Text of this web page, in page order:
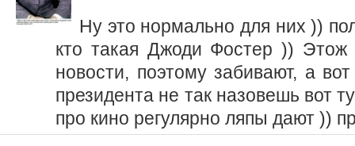
Ну это нормально для них ))
кто такая Джоди Фостер )) Этож
новости, поэтому забивают, а
президента не так назовешь вот
про кино регулярно ляпы дают ))